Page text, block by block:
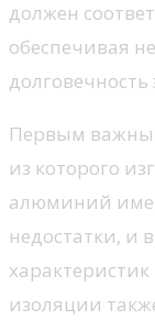
должен
обеспечивая
Первым
из которого
алюминий
недостатки, и
изоляции